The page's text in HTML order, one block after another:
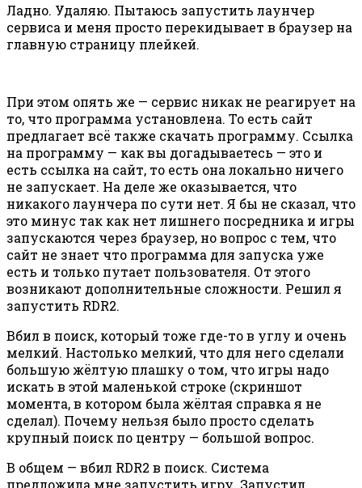
Ладно. Удаляю. Пытаюсь запустить лаунчер
сервиса и меня просто перекидывает в браузер на
главную страницу плейкей.
При этом опять же — сервис никак не реагирует на
то, что программа установлена. То есть сайт
предлагает всё также скачать программу. Ссылка
на программу — как вы догадываетесь — это и
есть ссылка на сайт, то есть она локально ничего
не запускает. На деле же оказывается, что
никакого лаунчера по сути нет. Я бы не сказал, что
это минус так как нет лишнего посредника и игры
запускаются через браузер, но вопрос с тем, что
сайт не знает что программа для запуска уже
есть и только путает пользователя. От этого
возникают дополнительные сложности. Решил я
запустить RDR2.
Вбил в поиск, который тоже где-то в углу и очень
мелкий. Настолько мелкий, что для него сделали
большую жёлтую плашку о том, что игры надо
искать в этой маленькой строке (скриншот
момента, в котором была жёлтая справка я не
сделал). Почему нельзя было просто сделать
крупный поиск по центру — большой вопрос.
В общем — вбил RDR2 в поиск. Система
предложила мне запустить игру. Запустил.